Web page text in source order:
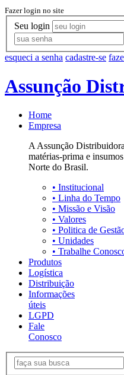
Fazer login no site
Seu login
esqueci a senha cadastre-se
Assunção
Home
Empresa
A Assunção
matérias-prima e
Norte do Brasil.
• Institucional
• Linha do Tempo
• Missão e Visão
• Valores
• Politica de
• Unidades
• Trabalhe
Produtos
Logística
Distribuição
Informações
úteis
LGPD
Fale
Conosco